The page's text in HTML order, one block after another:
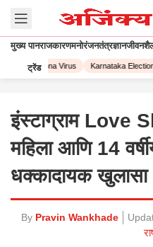
मुख्य पानराजकारणमनोरंजनतंत्रज्ञान
ट्रेंड
Corona Virus Karnataka Elections
इंस्टाग्राम Love
महिला आणि 14
धक्कादायक खुलासा
By Pravin Wankhade